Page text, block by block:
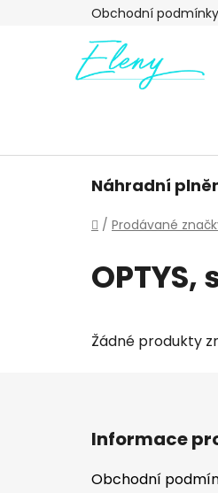
Obchodní podmínky
Náhradní
Domů
/ Prodávané
OPTYS,
Žádné produkty
Informace
Obchodní